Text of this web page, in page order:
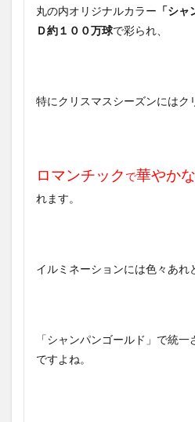
丸の内オリジナルカラー 「シ
Ｄ約１００万球で彩られ、
特にクリスマスシーズンにはク
ロマンチック で華やか
れます。
イルミネーションには色々あれ
「シャンパンゴールド」で統
ですよね。